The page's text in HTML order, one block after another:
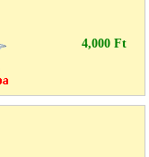
4,000 Ft